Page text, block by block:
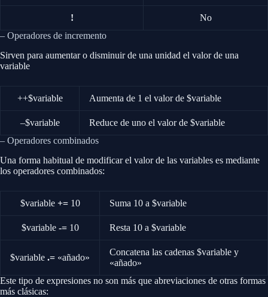
!
No
– Operadores de incremento
Sirven para aumentar o disminuir de una unidad el valor de una
variable
++$variable Aumenta de 1 el valor de $variable
–$variable
Reduce de uno el valor de $variable
– Operadores combinados
Una forma habitual de modificar el valor de las variables es mediante
los operadores combinados:
$variable +=10 Suma 10 a $variable
$variable -=10 Resta 10 a $variable
$variable .= «añado»
Concatena las cadenas $variable y
«añado»
Este tipo de expresiones no son más que abreviaciones de otras formas
más clásicas: